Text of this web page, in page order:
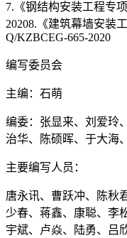
7.《钢结构安装工程专
20208.《建筑幕墙安装
Q/KZBCEG-665-2020
编写委员会
主编：石萌
编委：张显来、刘爱玲
治华、陈硕晖、于大海
主要编写人员：
唐永讯、曹跃冲、陈秋
少春、蒋鑫、康聪、李
宇斌、卢焱、陆勇、吕